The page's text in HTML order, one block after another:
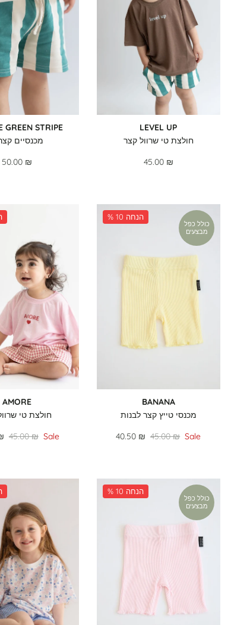
GREEN STRIPE
מכנסיים
50.00 ₪
LEVEL UP
חולצת טי שרוול קצר
45.00 ₪
AMORE
חולצת טי
45.00 ₪ Sale
כולל כפל
מבצעים
% 10 הנחה
BANANA
מכנסי טייץ קצר לבנות
40.50 ₪ 45.00 ₪ Sale
כולל כפל
מבצעים
% 10 הנחה